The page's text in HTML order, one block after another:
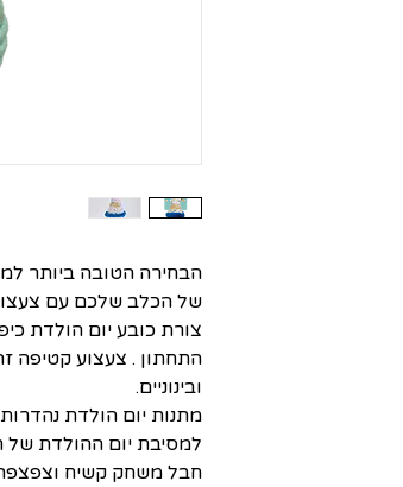
הבחירה הטובה ביותר
של הכלב שלכם עם
צורת כובע יום הולדת
התחתון . צעצוע קטיפה
ובינוניים.
מתנות יום הולדת
למסיבת יום ההולדת
חבל משחק קשיח